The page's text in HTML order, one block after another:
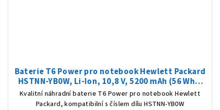
Baterie T6 Power pro notebook Hewlett Packard
HSTNN-YB0W, Li-Ion, 10,8 V, 5200 mAh (56 Wh),
černá
Kvalitní náhradní baterie T6 Power pro notebook Hewlett
Packard, kompatibilní s číslem dílu HSTNN-YB0W